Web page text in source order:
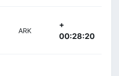
ARK
+
00:28:20